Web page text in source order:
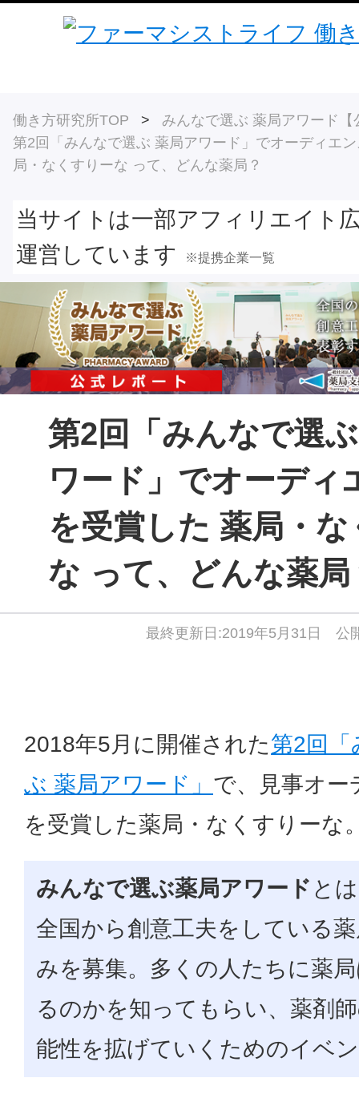
働き方研究所TOP > みんなで選ぶ 薬局アワード【
第2回「みんなで選ぶ 薬局アワード」でオーディエ
局・なくすりーな って、どんな薬局？
当サイトは一部アフィリエイト
運営しています
※提携企業一覧
第2回「みんなで選
ワード」でオーディ
を受賞した 薬局・
な って、どんな薬局
最終更新日:2019年5月31日 公
2018年5月に開催された第2回「
ぶ 薬局アワード」 で、見事オー
を受賞した薬局・なくすりーな
みんなで選ぶ薬局アワード と
全国から創意工夫をしている
みを募集。多くの人たちに薬
るのかを知ってもらい、薬剤
能性を拡げていくためのイベ